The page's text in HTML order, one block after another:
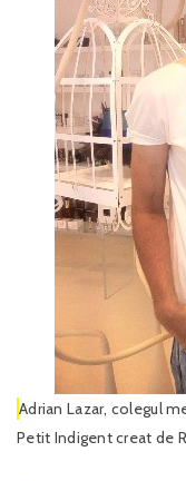
Adrian Lazar, colegul
Petit Indigent creat de